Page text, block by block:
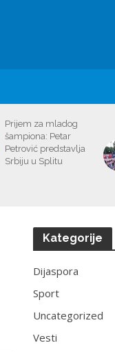
Prijem za mladog
šampiona: Petar
Petrović predstavlja
Srbiju u Splitu
Kategorije
Dijaspora
Sport
Uncategorized
Vesti